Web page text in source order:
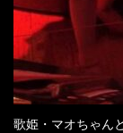
歌姫・マオちゃん